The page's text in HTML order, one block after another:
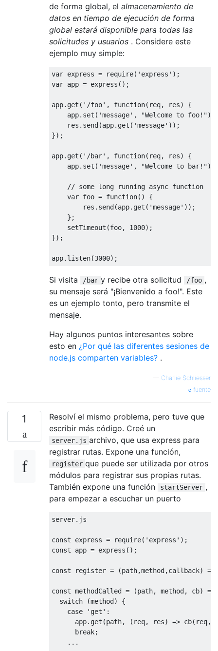
de forma global, el almacenamiento de
datos en tiempo de ejecución de forma
global estará disponible para todas las
solicitudes y usuarios . Considere este
ejemplo muy simple:
var express = require( 'express'
var app = express();
app.get( '/foo' , function( req, res) {
    app.set(
'message' , "Welcome to foo!");
    res.send(app.get(
'message' ));
});
app.get( '/bar' , function( req, res) {
    app.set(
'message' , "Welcome to bar!");
// some long running async function
var foo = function( ) {
        res.send(app.get(
'message' ));
    };
setTimeout (foo, 1000);
});
app.listen(3000
Si visita /bar y recibe otra solicitud /foo ,
su mensaje será "¡Bienvenido a foo!". Este
es un ejemplo tonto, pero transmite el
mensaje.
Hay algunos puntos interesantes sobre
esto en ¿Por qué las diferentes sesiones de
node.js comparten variables? .
— Charlie Schliesser
fuente
1
Resolví el mismo problema, pero tuve que
escribir más código. Creé un
server.js archivo, que usa express para
registrar rutas. Expone una función,
register que puede ser utilizada por otros
módulos para registrar sus propias rutas.
También expone una función
startServer ,
para empezar a escuchar un puerto
server.js
const express = require( 'express'
const app = express();
const register = (path,method,callback) =>
const methodCalled = (path, method, cb) =>
switch (method) {
case
'get' :
      app.get(path,
( req, res) => cb(req,
break;
    ...